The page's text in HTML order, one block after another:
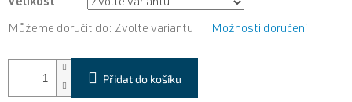
Velikost
Můžeme doručit do: Zvolte variantu Možnosti doručení
Přidat do košíku